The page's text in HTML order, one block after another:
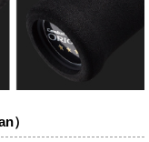
）